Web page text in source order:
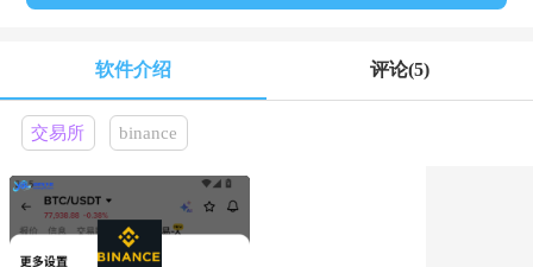
软件介绍 评论(5)
交易所 binance